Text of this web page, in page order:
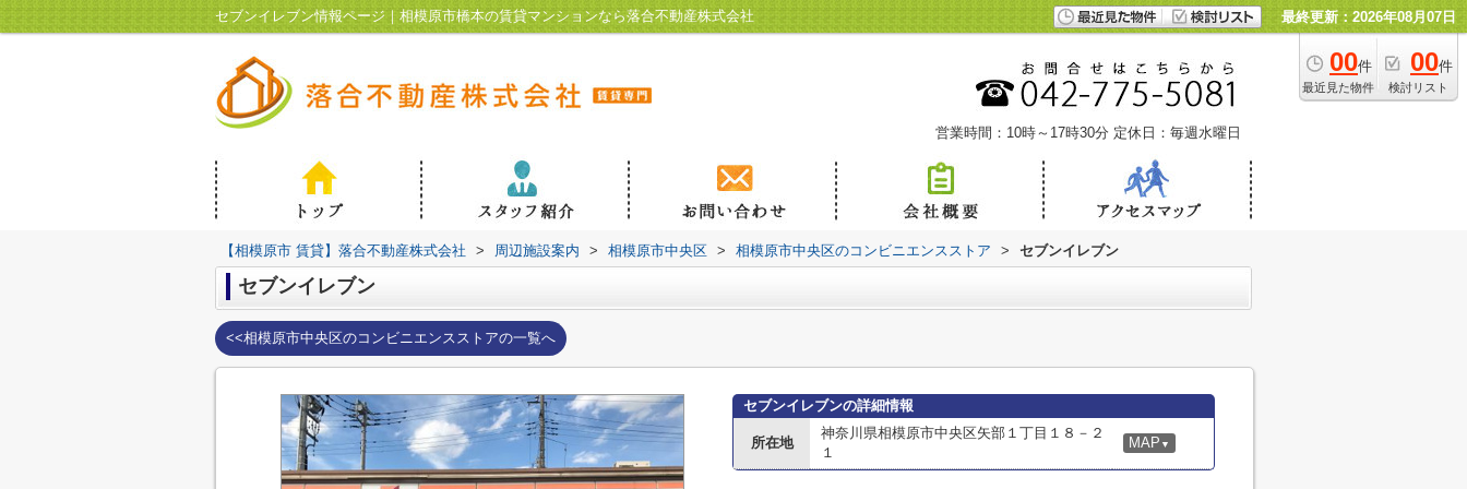
セブンイレブン情報ページ｜相模原市橋本の賃貸マンションなら落合不動産株式会社 最終更新：2026年08月07日
00件
最近見た物件
00件
検討リスト
営業時間：10時～17時30分 定休日：毎週水曜日
【相模原市 賃貸】落合不動産株式会社 > 周辺施設案内 > 相模原市中央区 > 相模原市中央区のコンビニエンスストア > セブンイレブン
セブンイレブン
<<相模原市中央区のコンビニエンスストアの一覧へ
セブンイレブンの詳細情報
所在地
神奈川県相模原市中央区矢部１丁目１８－２
１
MAP ▼